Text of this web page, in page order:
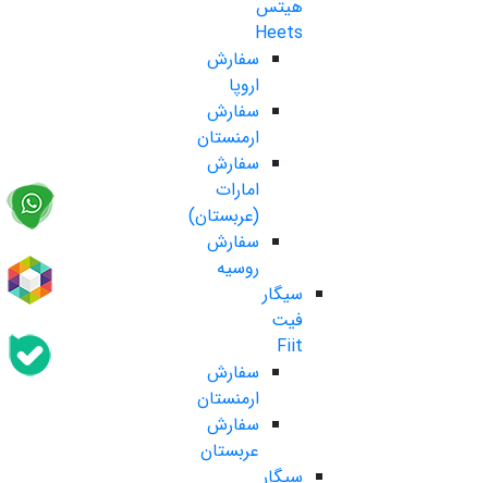
هیتس
Heets
سفارش
اروپا
سفارش
ارمنستان
سفارش
امارات
(عربستان)
سفارش
روسیه
سیگار
فیت
Fiit
سفارش
ارمنستان
سفارش
عربستان
سیگار